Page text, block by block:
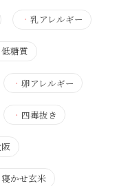
・ 乳アレルギー
低糖質
・ 卵アレルギー
・ 四毒抜き
寝かせ玄米